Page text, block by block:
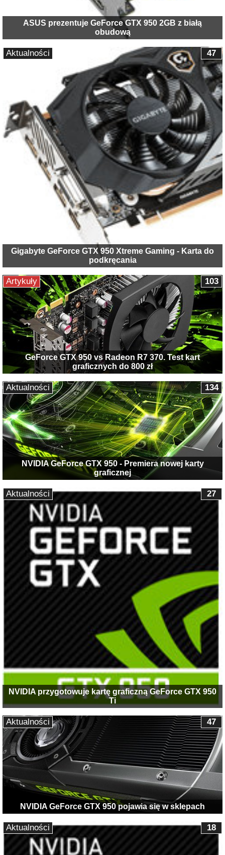
ASUS prezentuje GeForce GTX 950 2GB z białą
obudową
Gigabyte GeForce GTX 950 Xtreme Gaming - Karta do
podkręcania
47
Aktualności
GeForce GTX 950 vs Radeon R7 370. Test kart
graficznych do 800 zł
103
Artykuły
NVIDIA GeForce GTX 950 - Premiera nowej karty
graficznej
134
Aktualności
NVIDIA przygotowuje kartę graficzną GeForce GTX 950
Ti
27
Aktualności
NVIDIA GeForce GTX 950 pojawia się w sklepach
47
Aktualności
18
Aktualności